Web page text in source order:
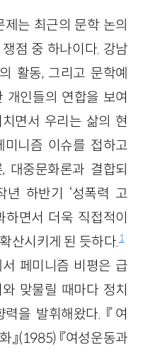
는 최근의 문학 논의
점 중 하나이다. 강남
활동, 그리고 문학예
개인들의 연합을 보여
면서 우리는 삶의 현
니즘 이슈를 접하고
대중문화론과 결합되
년 하반기 ‘성폭력 고
하면서 더욱 직접적이
산시키게 된 듯하다.1
페미니즘 비평은 급
맞물릴 때마다 정치
을 발휘해왔다. 『여
』(1985) 『여성운동과